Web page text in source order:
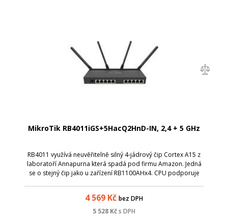
MikroTik RB4011iGS+5HacQ2HnD-IN, 2,4 + 5 GHz
RB4011 využívá neuvěřitelně silný 4-jádrový čip Cortex A15 z
laboratoří Annapurna která spadá pod firmu Amazon. Jedná
se o stejný čip jako u zařízení RB1100AHx4. CPU podporuje
4 569 Kč bez DPH
5 528 Kčs DPH